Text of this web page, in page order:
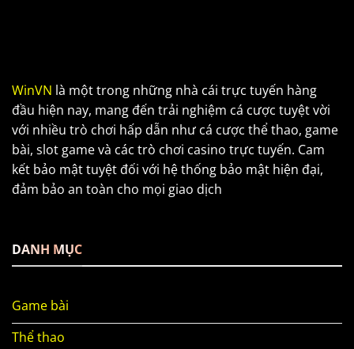
WinVN là một trong những nhà cái trực tuyến hàng
đầu hiện nay, mang đến trải nghiệm cá cược tuyệt vời
với nhiều trò chơi hấp dẫn như cá cược thể thao, game
bài, slot game và các trò chơi casino trực tuyến. Cam
kết bảo mật tuyệt đối với hệ thống bảo mật hiện đại,
đảm bảo an toàn cho mọi giao dịch
DANH MỤC
Game bài
Thể thao